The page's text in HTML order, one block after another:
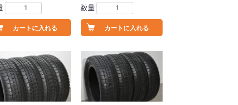
カートに入れる
数量
カートに入れる